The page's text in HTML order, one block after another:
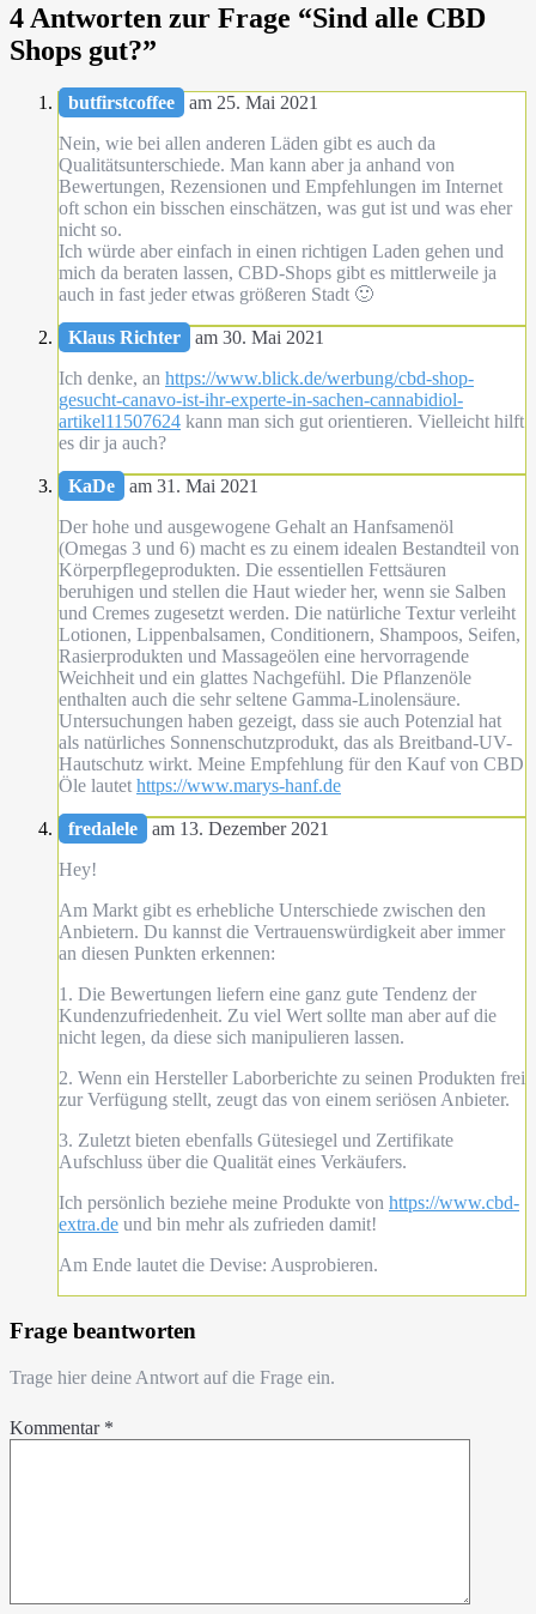
4 Antworten zur Frage “Sind alle CBD
Shops gut?”
butfirstcoffee
am 25. Mai 2021
Nein, wie bei allen anderen Läden gibt es auch da
Qualitätsunterschiede. Man kann aber ja anhand von
Bewertungen, Rezensionen und Empfehlungen im Internet
oft schon ein bisschen einschätzen, was gut ist und was eher
nicht so.
Ich würde aber einfach in einen richtigen Laden gehen und
mich da beraten lassen, CBD-Shops gibt es mittlerweile ja
auch in fast jeder etwas größeren Stadt 🙂
Klaus Richter
am 30. Mai 2021
Ich denke, an https://www.blick.de/werbung/cbd-shop-
gesucht-canavo-ist-ihr-experte-in-sachen-cannabidiol-
artikel11507624 kann man sich gut orientieren. Vielleicht hilft
es dir ja auch?
KaDe
am 31. Mai 2021
Der hohe und ausgewogene Gehalt an Hanfsamenöl
(Omegas 3 und 6) macht es zu einem idealen Bestandteil von
Körperpflegeprodukten. Die essentiellen Fettsäuren
beruhigen und stellen die Haut wieder her, wenn sie Salben
und Cremes zugesetzt werden. Die natürliche Textur verleiht
Lotionen, Lippenbalsamen, Conditionern, Shampoos, Seifen,
Rasierprodukten und Massageölen eine hervorragende
Weichheit und ein glattes Nachgefühl. Die Pflanzenöle
enthalten auch die sehr seltene Gamma-Linolensäure.
Untersuchungen haben gezeigt, dass sie auch Potenzial hat
als natürliches Sonnenschutzprodukt, das als Breitband-UV-
Hautschutz wirkt. Meine Empfehlung für den Kauf von CBD
Öle lautet https://www.marys-hanf.de
fredalele
am 13. Dezember 2021
Hey!
Am Markt gibt es erhebliche Unterschiede zwischen den
Anbietern. Du kannst die Vertrauenswürdigkeit aber immer
an diesen Punkten erkennen:
1. Die Bewertungen liefern eine ganz gute Tendenz der
Kundenzufriedenheit. Zu viel Wert sollte man aber auf die
nicht legen, da diese sich manipulieren lassen.
2. Wenn ein Hersteller Laborberichte zu seinen Produkten frei
zur Verfügung stellt, zeugt das von einem seriösen Anbieter.
3. Zuletzt bieten ebenfalls Gütesiegel und Zertifikate
Aufschluss über die Qualität eines Verkäufers.
Ich persönlich beziehe meine Produkte von https://www.cbd-
extra.de und bin mehr als zufrieden damit!
Am Ende lautet die Devise: Ausprobieren.
Frage beantworten
Trage hier deine Antwort auf die Frage ein.
Kommentar *